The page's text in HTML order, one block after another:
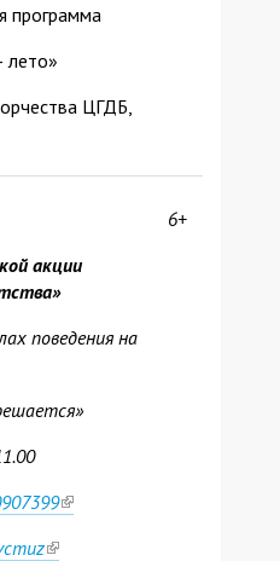
программа
лето»
ЦГДБ,
акции
поведения на
(link
(link
6+